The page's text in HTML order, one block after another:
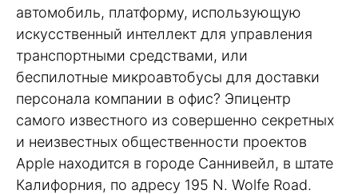
автомобиль, платформу, использующую
искусственный интеллект для управления
транспортными средствами, или
беспилотные микроавтобусы для доставки
персонала компании в офис? Эпицентр
самого известного из совершенно секретных
и неизвестных общественности проектов
Apple находится в городе Саннивейл, в штате
Калифорния, по адресу 195 N. Wolfe Road.